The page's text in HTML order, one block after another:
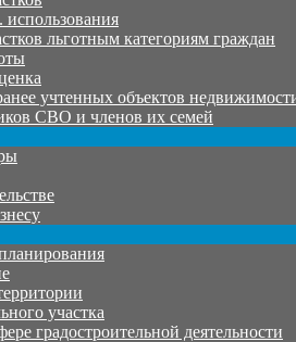
использования
льготным категориям граждан
учтенных объектов
СВО и членов их семей
участка
градостроительной деятельности